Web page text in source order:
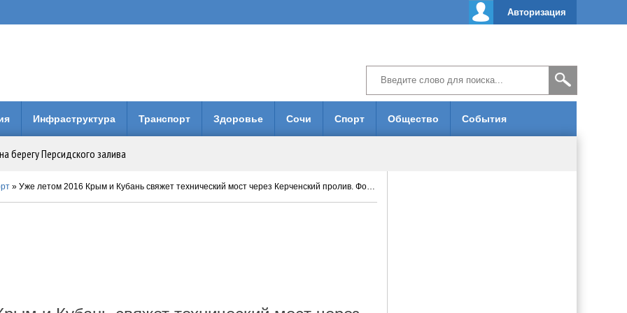
Авторизация
Инфраструктура Транспорт Здоровье Сочи Спорт Общество События
берегу Персидского залива
городская больница получила 3 млн рублей на новое оборудование
вместо него?
» Уже летом 2016 Крым и Кубань свяжет технический мост через Керченский пролив. Фоторепортаж